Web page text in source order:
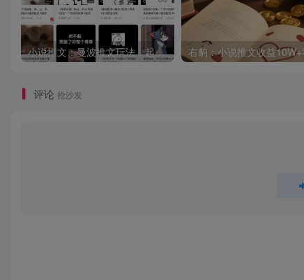
小说推文：曼波推文玩法，起号快，流量猛，一天收益1k+
评论 抢沙发